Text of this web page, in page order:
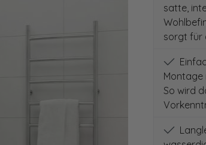
satte,
sorgt für
Montage
So wird